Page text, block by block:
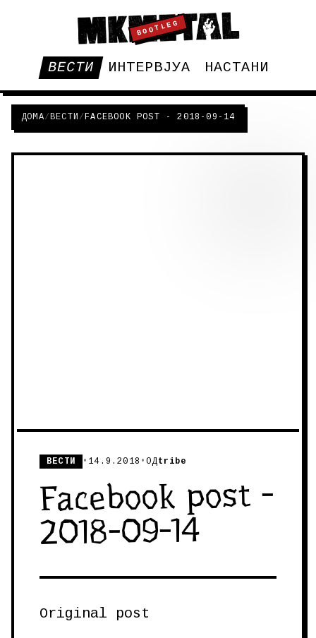
BOOTLEG
ВЕСТИ ИНТЕРВЈУА НАСТАНИ
ДОМА/ВЕСТИ /FACEBOOK POST - 2018-09-14
ВЕСТИ • 14.9.2018 •ОДtribe
Facebook post -
2018-09-14
Original post